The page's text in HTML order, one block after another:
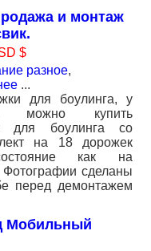
и монтаж
$
разное,
...
для боулинга, у
можно купить
для боулинга со
на 18 дорожек
как на
сделаны
перед демонтажем
Мобильный